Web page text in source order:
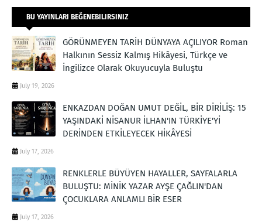
BU YAYINLARI BEĞENEBILIRSINIZ
GÖRÜNMEYEN TARİH DÜNYAYA AÇILIYOR Roman
Halkının Sessiz Kalmış Hikâyesi, Türkçe ve
İngilizce Olarak Okuyucuyla Buluştu
July 19, 2026
ENKAZDAN DOĞAN UMUT DEĞİL, BİR DİRİLİŞ: 15
YAŞINDAKİ NİSANUR İLHAN'IN TÜRKİYE'Yİ
DERİNDEN ETKİLEYECEK HİKÂYESİ
July 17, 2026
RENKLERLE BÜYÜYEN HAYALLER, SAYFALARLA
BULUŞTU: MİNİK YAZAR AYŞE ÇAĞLIN'DAN
ÇOCUKLARA ANLAMLI BİR ESER
July 17, 2026